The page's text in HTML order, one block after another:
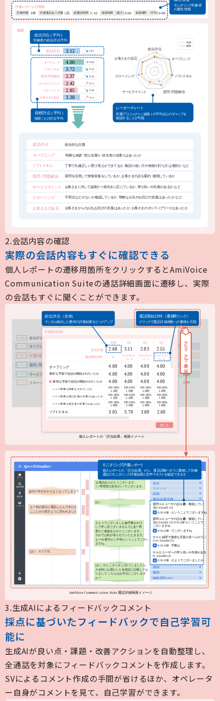
2.会話内容の確認
実際の会話内容もすぐに確認できる
個人レポートの遷移用箇所をクリックするとAmiVoice
Communication Suiteの通話詳細画面に遷移し、実際
の会話もすぐに聞くことができます。
3.生成AIによるフィードバックコメント
採点に基づいたフィードバックで自己学習可
能に
生成AIが良い点・課題・改善アクションを自動整理し、
全通話を対象にフィードバックコメントを作成します。
SVによるコメント作成の手間が省けるほか、オペレータ
ー自身がコメントを見て、自己学習ができます。